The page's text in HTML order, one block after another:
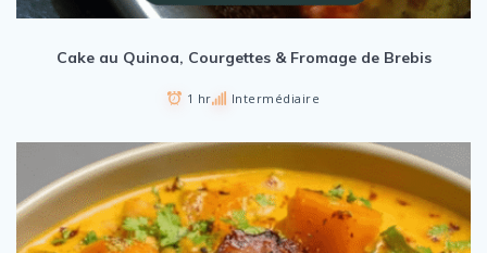
Cake au Quinoa, Courgettes & Fromage de Brebis
1 hr Intermédiaire